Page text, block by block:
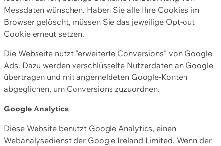
Messdaten wünschen. Haben Sie alle Ihre Cookies im
Browser gelöscht, müssen Sie das jeweilige Opt-out
Cookie erneut setzen.
Die Webseite nutzt "erweiterte Conversions" von Google
Ads. Dazu werden verschlüsselte Nutzerdaten an Google
übertragen und mit angemeldeten Google-Konten
abgeglichen, um Conversions zuzuordnen.
Google Analytics
Diese Website benutzt Google Analytics, einen
Webanalysedienst der Google Ireland Limited. Wenn der